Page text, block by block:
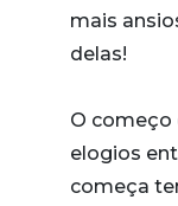
mais
delas!
O começo
elogios
começa